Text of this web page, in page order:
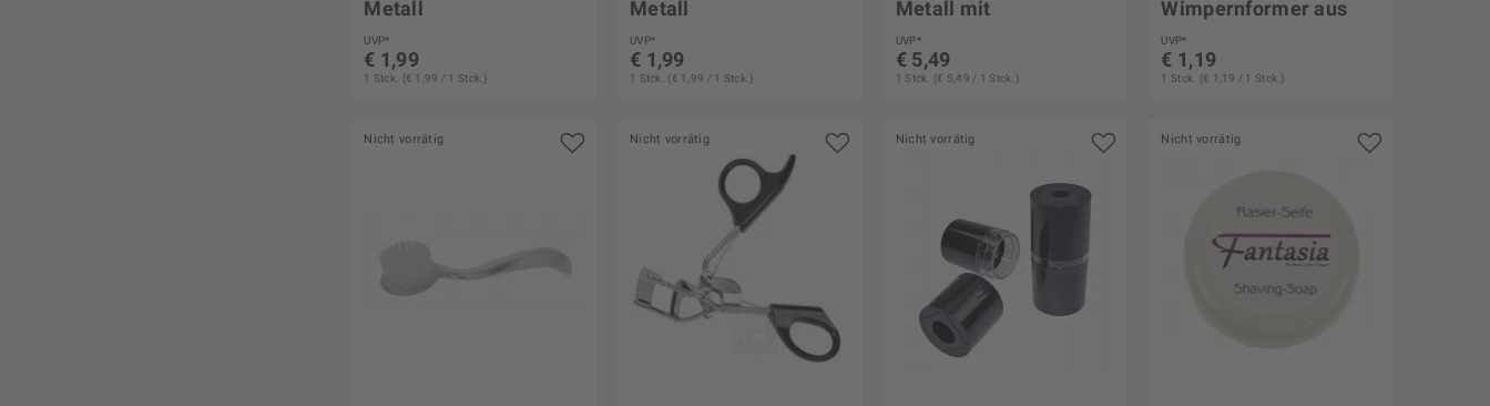
Metall
UVP*
€ 1,99
1 Stck. (€ 1,99 / 1 Stck.)
Metall
UVP*
€ 1,99
1 Stck. (€ 1,99 / 1 Stck.)
Metall mit
Ersatzgummi
UVP*
€ 5,49
1 Stck. (€ 5,49 / 1 Stck.)
Wimpernformer aus
Metall
UVP*
€ 1,19
1 Stck. (€ 1,19 / 1 Stck.)
Nicht vorrätig Nicht vorrätig Nicht vorrätig Nicht vorrätig